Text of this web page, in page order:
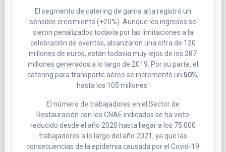
El segmento de catering de gama alta registró un
sensible crecimiento (+20%). Aunque los ingresos se
vieron penalizados todavía por las limitaciones a la
celebración de eventos, alcanzaron una cifra de 120
millones de euros, están todavía muy lejos de los 287
millones generados a lo largo de 2019. Por su parte, el
catering para transporte aéreo se incrementó un 50%,
hasta los 105 millones.
El número de trabajadores en el Sector de
Restauración con los CNAE indicados se ha visto
reducido desde el año 2020 hasta llegar a los 75.000
trabajadores a lo largo del año 2021, ya que las
consecuencias de la epidemia causada por el Covid-19